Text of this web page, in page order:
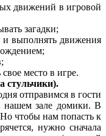
движений в игровой
загадки;
и выполнять движения
место в игре.
стульчики).
отправимся в гости
нашем зале домики. В
чтобы нам попасть к
нужно сначала